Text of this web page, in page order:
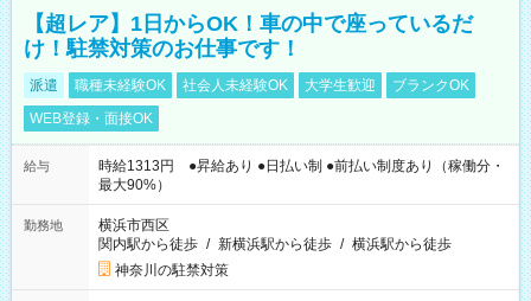
【超レア】1日からOK！車の中で座っているだ
け！駐禁対策のお仕事です！
派遣 職種未経験OK 社会人未経験OK 大学生歓迎
ブランクOK
WEB登録・面接OK
給与
時給1313円 ●昇給あり ●日払い制 ●前払い制度あり（稼働分・
最大90%）
勤務地
横浜市西区
関内駅から徒歩 / 新横浜駅から徒歩 / 横浜駅から徒歩
神奈川の駐禁対策